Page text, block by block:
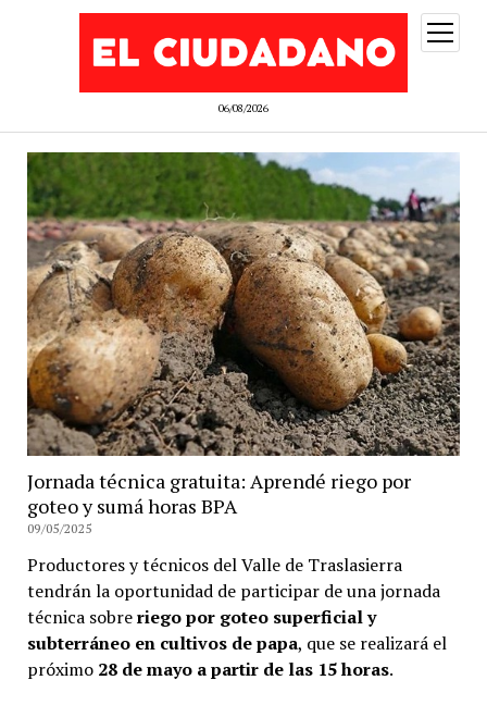
06/08/2026
abrir
menú
Jornada técnica gratuita: Aprendé riego por
goteo y sumá horas BPA
09/05/2025
Productores y técnicos del Valle de Traslasierra
tendrán la oportunidad de participar de una jornada
técnica sobreriego por goteo superficial y
subterráneo en cultivos de papa, que se realizará el
próximo 28 de mayo a partir de las 15 horas.